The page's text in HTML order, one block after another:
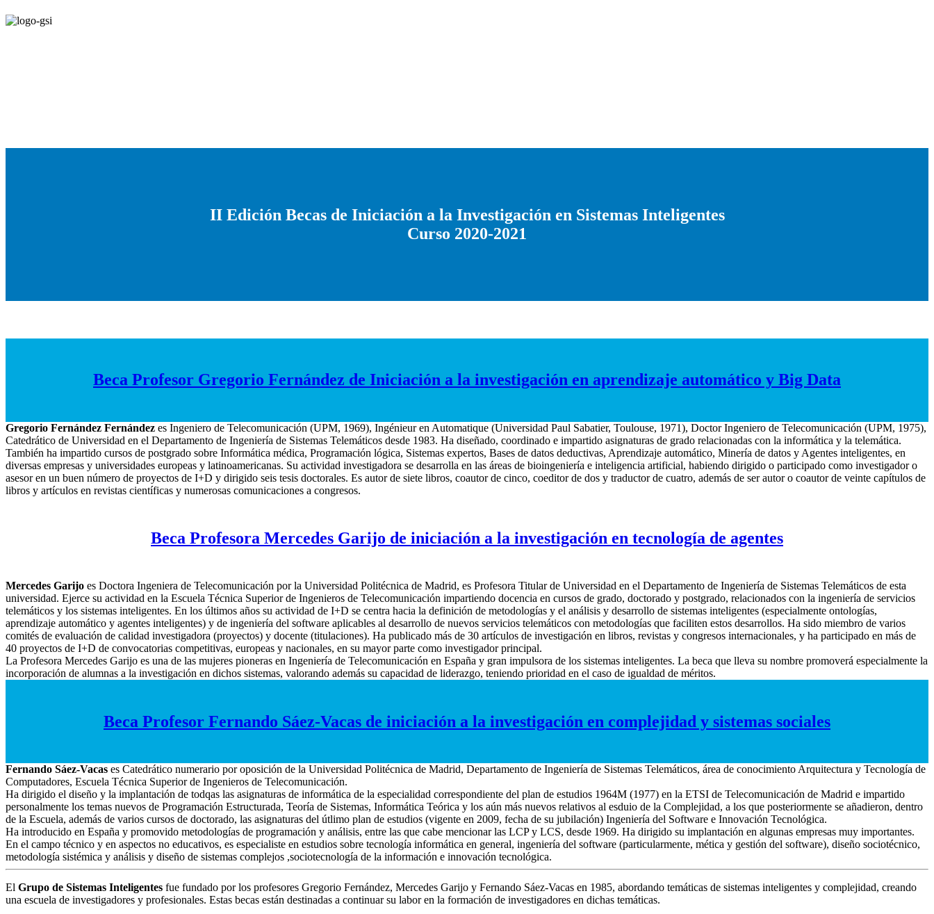
II Edición Becas de Iniciación a la Investigación en Sistemas Inteligentes
Curso 2020-2021
Beca Profesor Gregorio Fernández de Iniciación a la investigación en aprendizaje automático y Big Data
Gregorio Fernández Fernández es Ingeniero de Telecomunicación (UPM, 1969), Ingénieur en Automatique (Universidad Paul Sabatier, Toulouse, 1971), Doctor Ingeniero de Telecomunicación (UPM, 1975),
Catedrático de Universidad en el Departamento de Ingeniería de Sistemas Telemáticos desde 1983. Ha diseñado, coordinado e impartido asignaturas de grado relacionadas con la informática y la telemática.
También ha impartido cursos de postgrado sobre Informática médica, Programación lógica, Sistemas expertos, Bases de datos deductivas, Aprendizaje automático, Minería de datos y Agentes inteligentes, en
diversas empresas y universidades europeas y latinoamericanas. Su actividad investigadora se desarrolla en las áreas de bioingeniería e inteligencia artificial, habiendo dirigido o participado como investigador o
asesor en un buen número de proyectos de I+D y dirigido seis tesis doctorales. Es autor de siete libros, coautor de cinco, coeditor de dos y traductor de cuatro, además de ser autor o coautor de veinte capítulos de
libros y artículos en revistas científicas y numerosas comunicaciones a congresos.
Beca Profesora Mercedes Garijo de iniciación a la investigación en tecnología de agentes
Mercedes Garijo es Doctora Ingeniera de Telecomunicación por la Universidad Politécnica de Madrid, es Profesora Titular de Universidad en el Departamento de Ingeniería de Sistemas Telemáticos de esta
universidad. Ejerce su actividad en la Escuela Técnica Superior de Ingenieros de Telecomunicación impartiendo docencia en cursos de grado, doctorado y postgrado, relacionados con la ingeniería de servicios
telemáticos y los sistemas inteligentes. En los últimos años su actividad de I+D se centra hacia la definición de metodologías y el análisis y desarrollo de sistemas inteligentes (especialmente ontologías,
aprendizaje automático y agentes inteligentes) y de ingeniería del software aplicables al desarrollo de nuevos servicios telemáticos con metodologías que faciliten estos desarrollos. Ha sido miembro de varios
comités de evaluación de calidad investigadora (proyectos) y docente (titulaciones). Ha publicado más de 30 artículos de investigación en libros, revistas y congresos internacionales, y ha participado en más de
40 proyectos de I+D de convocatorias competitivas, europeas y nacionales, en su mayor parte como investigador principal.
La Profesora Mercedes Garijo es una de las mujeres pioneras en Ingeniería de Telecomunicación en España y gran impulsora de los sistemas inteligentes. La beca que lleva su nombre promoverá especialmente la
incorporación de alumnas a la investigación en dichos sistemas, valorando además su capacidad de liderazgo, teniendo prioridad en el caso de igualdad de méritos.
Beca Profesor Fernando Sáez-Vacas de iniciación a la investigación en complejidad y sistemas sociales
Fernando Sáez-Vacas es Catedrático numerario por oposición de la Universidad Politécnica de Madrid, Departamento de Ingeniería de Sistemas Telemáticos, área de conocimiento Arquitectura y Tecnología de
Computadores, Escuela Técnica Superior de Ingenieros de Telecomunicación.
Ha dirigido el diseño y la implantación de todqas las asignaturas de informática de la especialidad correspondiente del plan de estudios 1964M (1977) en la ETSI de Telecomunicación de Madrid e impartido
personalmente los temas nuevos de Programación Estructurada, Teoría de Sistemas, Informática Teórica y los aún más nuevos relativos al esduio de la Complejidad, a los que posteriormente se añadieron, dentro
de la Escuela, además de varios cursos de doctorado, las asignaturas del útlimo plan de estudios (vigente en 2009, fecha de su jubilación) Ingeniería del Software e Innovación Tecnológica.
Ha introducido en España y promovido metodologías de programación y análisis, entre las que cabe mencionar las LCP y LCS, desde 1969. Ha dirigido su implantación en algunas empresas muy importantes.
En el campo técnico y en aspectos no educativos, es especialiste en estudios sobre tecnología informática en general, ingeniería del software (particularmente, mética y gestión del software), diseño sociotécnico,
metodología sistémica y análisis y diseño de sistemas complejos ,sociotecnología de la información e innovación tecnológica.
El Grupo de Sistemas Inteligentes fue fundado por los profesores Gregorio Fernández, Mercedes Garijo y Fernando Sáez-Vacas en 1985, abordando temáticas de sistemas inteligentes y complejidad, creando
una escuela de investigadores y profesionales. Estas becas están destinadas a continuar su labor en la formación de investigadores en dichas temáticas.